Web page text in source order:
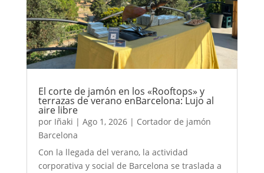
El corte de jamón en los «Rooftops» y
terrazas de verano enBarcelona: Lujo al
aire libre
por Iñaki | Ago 1, 2026| Cortador de jamón
Barcelona
Con la llegada del verano, la actividad
corporativa y social de Barcelona se traslada a